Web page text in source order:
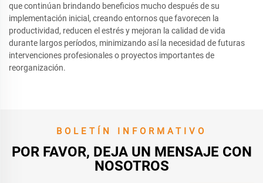
que continúan brindando beneficios mucho después de su
implementación inicial, creando entornos que favorecen la
productividad, reducen el estrés y mejoran la calidad de vida
durante largos períodos, minimizando así la necesidad de futuras
intervenciones profesionales o proyectos importantes de
reorganización.
BOLETÍN INFORMATIVO
POR FAVOR, DEJA UN MENSAJE CON
NOSOTROS